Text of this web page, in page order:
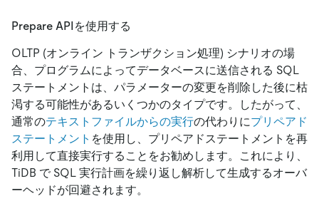
Prepare APIを使用する
OLTP (オンライン トランザクション処理) シナリオの場
合、プログラムによってデータベースに送信される SQL
ステートメントは、パラメーターの変更を削除した後に枯
渇する可能性があるいくつかのタイプです。したがって、
通常のテキストファイルからの実行の代わりにプリペアド
ステートメント を使用し、プリペアドステートメントを再
利用して直接実行することをお勧めします。これにより、
TiDB で SQL 実行計画を繰り返し解析して生成するオーバ
ーヘッドが回避されます。